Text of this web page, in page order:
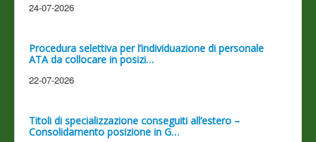
24-07-2026
Procedura selettiva per l’individuazione di personale
ATA da collocare in posizi…
22-07-2026
Titoli di specializzazione conseguiti all’estero –
Consolidamento posizione in G…